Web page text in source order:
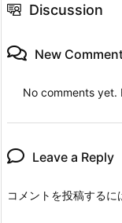
Discussion
New
No comments yet.
Leave a Reply
コメントを投稿するに